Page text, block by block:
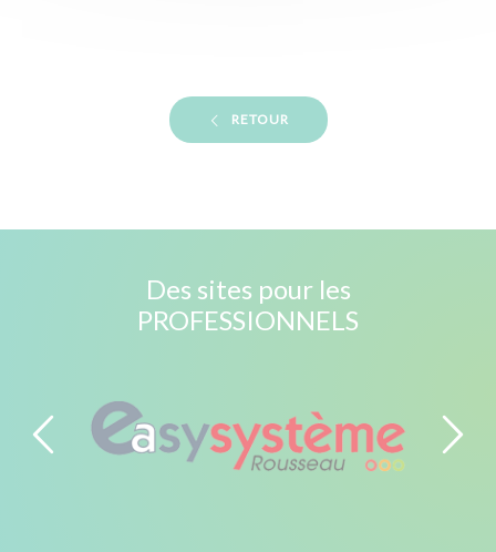
RETOUR
Des sites pour les
PROFESSIONNELS